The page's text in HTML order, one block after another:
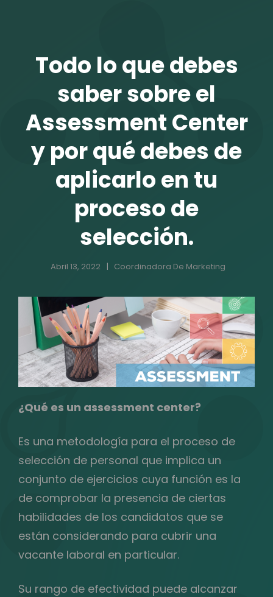
Todo lo que debes
saber sobre el
Assessment Center
y por qué debes de
aplicarlo en tu
proceso de
selección.
Abril 13, 2022 Coordinadora De Marketing
¿Qué es un assessment center?
Es una metodología para el proceso de
selección de personal que implica un
conjunto de ejercicios cuya función es la
de comprobar la presencia de ciertas
habilidades de los candidatos que se
están considerando para cubrir una
vacante laboral en particular.
Su rango de efectividad puede alcanzar